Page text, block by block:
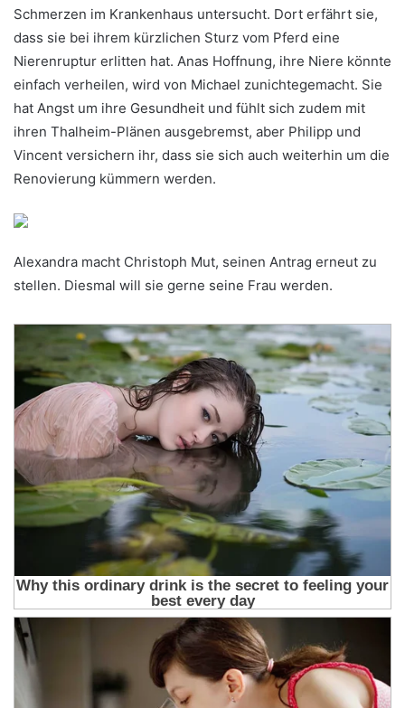
Schmerzen im Krankenhaus untersucht. Dort erfährt sie,
dass sie bei ihrem kürzlichen Sturz vom Pferd eine
Nierenruptur erlitten hat. Anas Hoffnung, ihre Niere könnte
einfach verheilen, wird von Michael zunichtegemacht. Sie
hat Angst um ihre Gesundheit und fühlt sich zudem mit
ihren Thalheim-Plänen ausgebremst, aber Philipp und
Vincent versichern ihr, dass sie sich auch weiterhin um die
Renovierung kümmern werden.
Alexandra macht Christoph Mut, seinen Antrag erneut zu
stellen. Diesmal will sie gerne seine Frau werden.